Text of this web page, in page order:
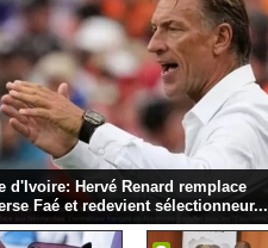
d'Ivoire: Hervé Renard remplace
Faé et redevient sélectionneur...